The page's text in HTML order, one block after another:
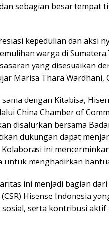
sebagian besar tempat
kepedulian dan aksi
warga di
yang disesuaikan
Marisa Thara Wardhani,
sama dengan Kitabisa,
China Chamber of
disalurkan bersama
dukungan dapat
ini
untuk menghadirkan
ini menjadi bagian
Hisense Indonesia
serta kontribusi